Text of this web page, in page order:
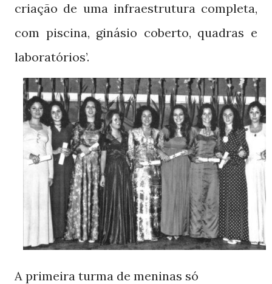
criação de uma infraestrutura completa,
com piscina, ginásio coberto, quadras e
laboratórios’.
A primeira turma de meninas só